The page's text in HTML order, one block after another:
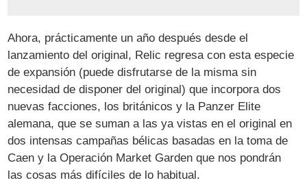
Ahora, prácticamente un año después desde el
lanzamiento del original, Relic regresa con esta especie
de expansión (puede disfrutarse de la misma sin
necesidad de disponer del original) que incorpora dos
nuevas facciones, los británicos y la Panzer Elite
alemana, que se suman a las ya vistas en el original en
dos intensas campañas bélicas basadas en la toma de
Caen y la Operación Market Garden que nos pondrán
las cosas más difíciles de lo habitual.